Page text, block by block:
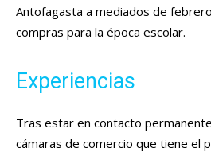
Antofagasta a mediados de
compras para la época escolar.
Experiencias
Tras estar en contacto
cámaras de comercio que tiene el